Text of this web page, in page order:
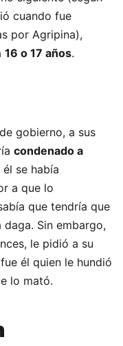
cuando fue
por Agripina),
16 o 17 años.
gobierno, a sus
condenado a
él se había
a que lo
que tendría que
daga. Sin embargo,
le pidió a su
él quien le hundió
lo mató.